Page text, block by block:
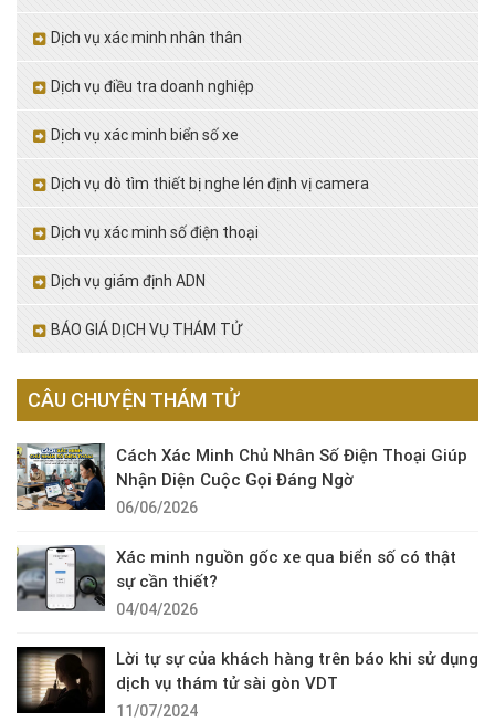
Dịch vụ xác minh nhân thân
Dịch vụ điều tra doanh nghiệp
Dịch vụ xác minh biển số xe
Dịch vụ dò tìm thiết bị nghe lén định vị camera
Dịch vụ xác minh số điện thoại
Dịch vụ giám định ADN
BÁO GIÁ DỊCH VỤ THÁM TỬ
CÂU CHUYỆN THÁM TỬ
Cách Xác Minh Chủ Nhân Số Điện Thoại Giúp
Nhận Diện Cuộc Gọi Đáng Ngờ
06/06/2026
Xác minh nguồn gốc xe qua biển số có thật
sự cần thiết?
04/04/2026
Lời tự sự của khách hàng trên báo khi sử dụng
dịch vụ thám tử sài gòn VDT
11/07/2024